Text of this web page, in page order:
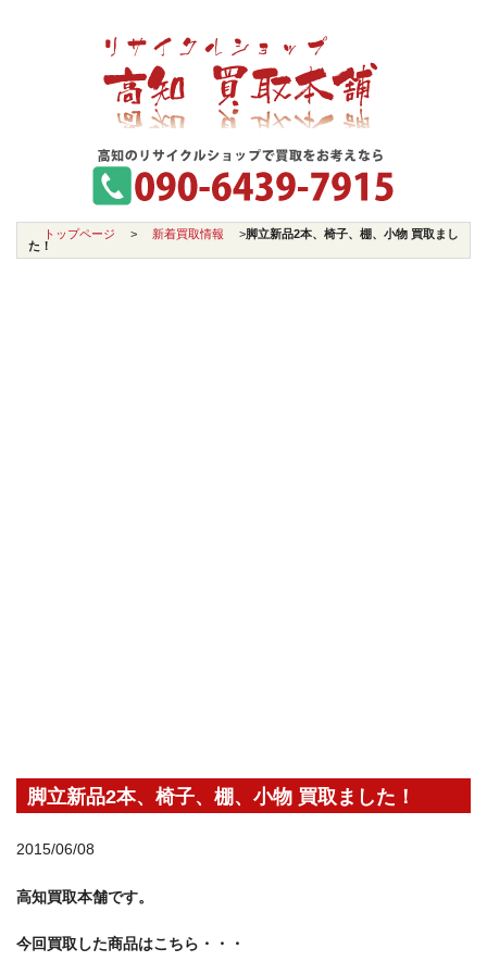
トップページ > 新着買取情報 >脚立新品2本、椅子、棚、小物 買取まし
た！
脚立新品2本、椅子、棚、小物 買取ました！
2015/06/08
高知買取本舗です。
今回買取した商品はこちら・・・